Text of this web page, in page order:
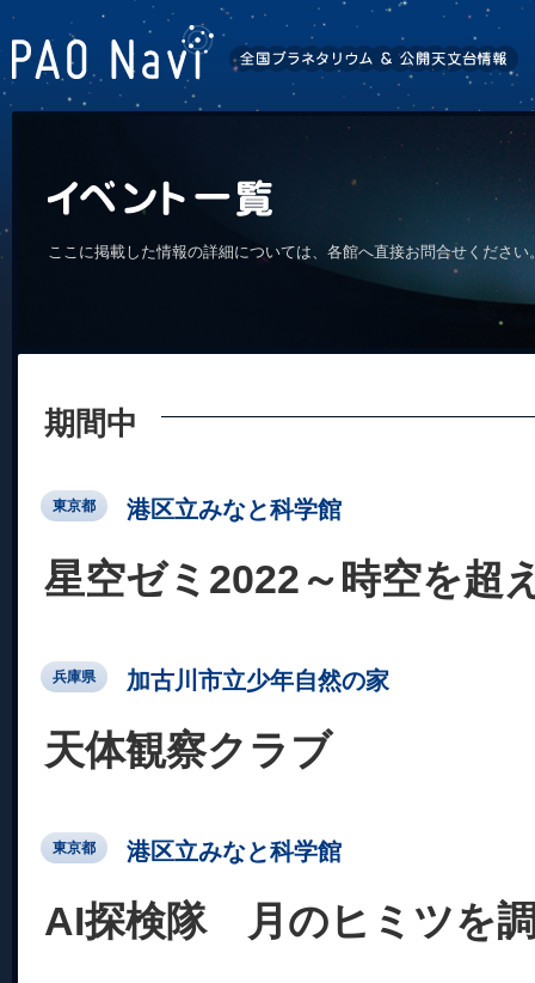
ここに掲載した情報の詳細については、各館へ直接お問合せくださ
期間中
東京都 港区立みなと科学館
星空ゼミ2022～時空を超
兵庫県 加古川市立少年自然の家
天体観察クラブ
東京都 港区立みなと科学館
AI探検隊 月のヒミツを